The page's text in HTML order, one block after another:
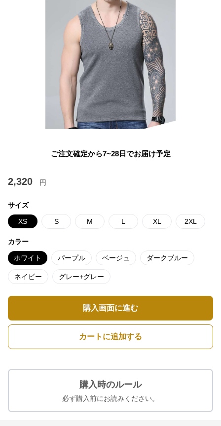
ご注文確定から7~28日でお届け予定
2,320 円
サイズ
XS S M L XL 2XL
カラー
ホワイト パープル ベージュ ダークブルー
ネイビー グレー+グレー
購入画面に進む
カートに追加する
購入時のルール
必ず購入前にお読みください。